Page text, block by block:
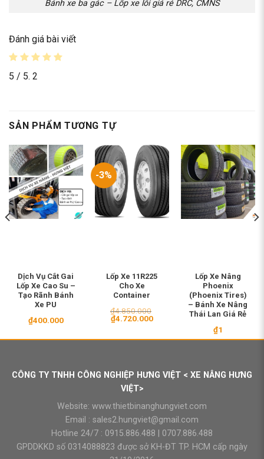
Bánh xe ba gác – Lốp xe lôi giá rẻ DRC, CMNS
Đánh giá bài viết
5 / 5. 2
SẢN PHẨM TƯƠNG TỰ
Dịch Vụ Cắt Gai
Lốp Xe Cao Su –
Tạo Rãnh Bánh
Xe PU
₫400.000
-3%
Lốp Xe 11R225
Cho Xe
Container
₫4.850.000
Giá
gốc
₫4.850.000.
₫4.720.000Giá
là:
Lốp Xe Nâng
Phoenix
(Phoenix Tires)
– Bánh Xe Nâng
Thái Lan Giá Rẻ
₫1
CÔNG TY TNHH CÔNG NGHIỆP HƯNG VIỆT < XE NÂNG HƯNG
VIỆT>
Website: www.thietbinanghungviet.com
Email : sales2.hungviet@gmail.com
Hotline 24/7 : 0915.886.488
0707.886.488
GPDDKKD số 0314088823 được sở KH-ĐT TP. HCM cấp ngày